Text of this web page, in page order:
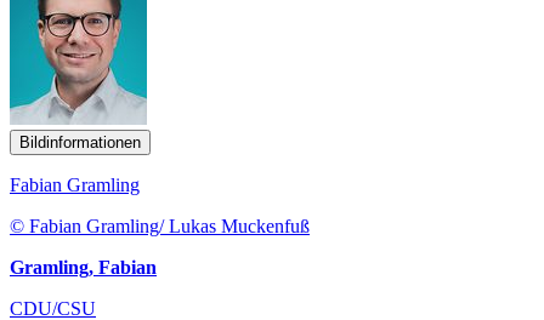
Bildinformationen
Fabian Gramling
© Fabian Gramling/ Lukas Muckenfuß
Gramling, Fabian
CDU/CSU